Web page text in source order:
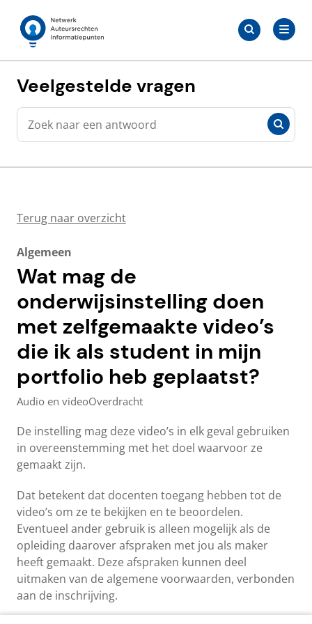
naar
content
Auteursrechten.nl
Zoeken
naar:
Zoeken
Veelgestelde vragen
Zoeken
Zoeken
Terug naar overzicht
Algemeen
Wat mag de
onderwijsinstelling doen
met zelfgemaakte video’s
die ik als student in mijn
portfolio heb geplaatst?
Audio en videoOverdracht
De instelling mag deze video’s in elk geval gebruiken
in overeenstemming met het doel waarvoor ze
gemaakt zijn.
Dat betekent dat docenten toegang hebben tot de
video’s om ze te bekijken en te beoordelen.
Eventueel ander gebruik is alleen mogelijk als de
opleiding daarover afspraken met jou als maker
heeft gemaakt. Deze afspraken kunnen deel
uitmaken van de algemene voorwaarden, verbonden
aan de inschrijving.